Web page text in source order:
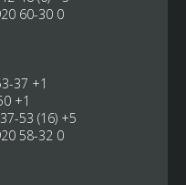
60-30 0
37 +1
+1
53 (16) +5
58-32 0